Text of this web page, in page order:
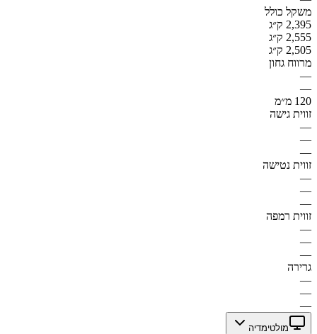
משקל כולל
2,395 ק״ג
2,555 ק״ג
2,505 ק״ג
מרווח גחון
—
—
120 מ״מ
זווית גישה
—
—
—
זווית נטישה
—
—
—
זווית רמפה
—
—
—
גרירה
—
—
—
מולטימדיה